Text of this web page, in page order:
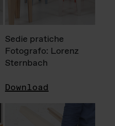
Sedie pratiche
Fotografo: Lorenz
Sternbach
Download